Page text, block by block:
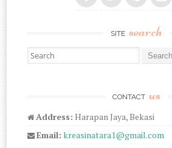
SITE search
Search for:
CONTACT us
Address: Harapan Jaya, Bekasi
Email: kreasinatara1@gmail.com